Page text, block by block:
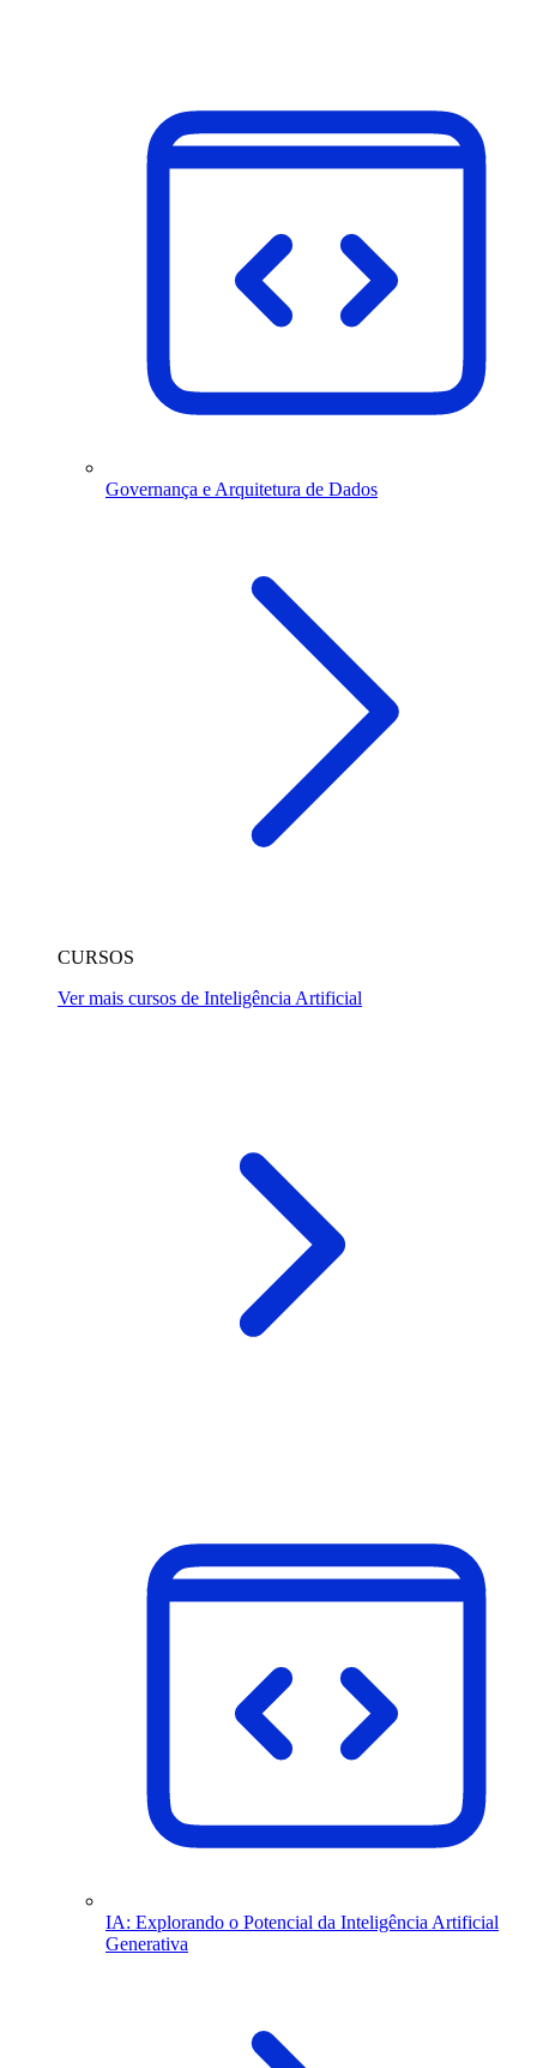
Governança e Arquitetura de Dados
CURSOS
Ver mais cursos de Inteligência Artificial
IA: Explorando o Potencial da Inteligência Artificial
Generativa